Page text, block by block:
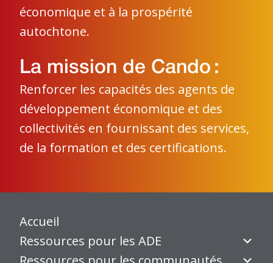
économique et à la prospérité
autochtone.
La mission de Cando :
Renforcer les capacités des agents de
développement économique et des
collectivités en fournissant des services,
de la formation et des certifications.
Accueil
Ressources pour les ADE